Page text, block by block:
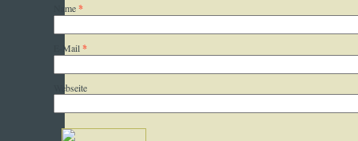
Name*
E-Mail*
Webseite